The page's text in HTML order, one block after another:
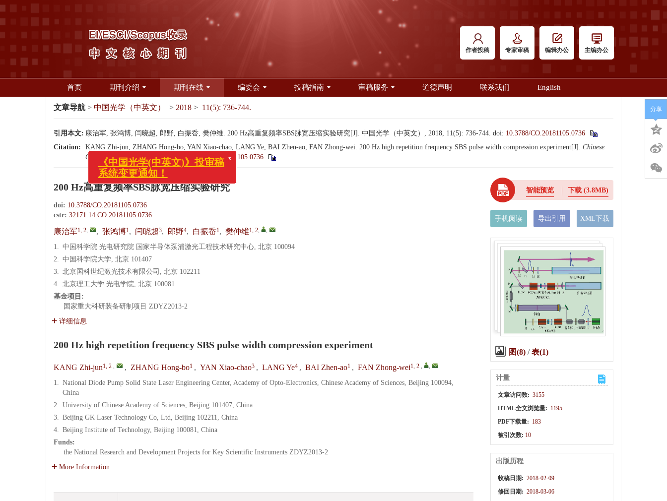
作者投稿 专家审稿 编辑办公 主编办公
首页 期刊介绍 期刊在线 编委会 投稿指南 审稿服务 道德声明 联系我们 English
文章导航 > 中国光学（中英文） > 2018 > 11(5): 736-744.
引用本文: 康治军, 张鸿博, 闫晓超, 郎野, 白振岙, 樊仲维. 200 Hz高重复频率SBS脉宽压缩实验研究[J]. 中国光学（中英文）, 2018, 11(5): 736-744. doi: 10.3788/CO.20181105.0736
Citation:
KANG Zhi-jun, ZHANG Hong-bo, YAN Xiao-chao, LANG Ye, BAI Zhen-ao, FAN Zhong-wei. 200 Hz high repetition frequency SBS pulse width compression experiment[J]. Chinese
Optics
, 2018, 11(5): 736-744. doi: 10.3788/CO.20181105.0736
200 Hz高重复频率SBS脉宽压缩实验研究
doi: 10.3788/CO.20181105.0736
cstr: 32171.14.CO.20181105.0736
康治军1, 2, , 张鸿博1, 闫晓超3, 郎野4, 白振岙1, 樊仲维1, 2, ,
1. 中国科学院 光电研究院 国家半导体泵浦激光工程技术研究中心, 北京 100094
2. 中国科学院大学, 北京 101407
3. 北京国科世纪激光技术有限公司, 北京 102211
4. 北京理工大学 光电学院, 北京 100081
基金项目:
国家重大科研装备研制项目 ZDYZ2013-2
详细信息
200 Hz high repetition frequency SBS pulse width compression experiment
KANG Zhi-jun1, 2 , , ZHANG Hong-bo1 , YAN Xiao-chao3 , LANG Ye4 , BAI Zhen-ao1 , FAN Zhong-wei1, 2 , ,
1. National Diode Pump Solid State Laser Engineering Center, Academy of Opto-Electronics, Chinese Academy of Sciences, Beijing 100094,
China
2. University of Chinese Academy of Sciences, Beijing 101407, China
3. Beijing GK Laser Technology Co, Ltd, Beijing 102211, China
4. Beijing Institute of Technology, Beijing 100081, China
Funds:
the National Research and Development Projects for Key Scientific Instruments ZDYZ2013-2
More Information
智能预览 下载 (3.8MB)
手机阅读 导出引用 XML下载
图(8)/表(1)
计量
文章访问数: 3155
HTML全文浏览量: 1195
PDF下载量: 183
被引次数: 10
出版历程
收稿日期: 2018-02-09
修回日期: 2018-03-06
分享
x
《中国光学(中英文)》投审稿
系统变更通知！